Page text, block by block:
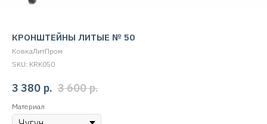
КРОНШТЕЙНЫ ЛИТЫЕ № 50
КовкаЛитПром
SKU: KRK050
3 380 р. 3 600 р.
Материал